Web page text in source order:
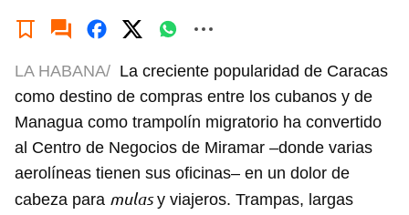
LA HABANA/ La creciente popularidad de Caracas
como destino de compras entre los cubanos y de
Managua como trampolín migratorio ha convertido
al Centro de Negocios de Miramar –donde varias
aerolíneas tienen sus oficinas– en un dolor de
cabeza para mulasy viajeros. Trampas, largas